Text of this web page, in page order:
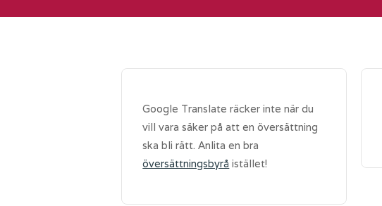
Google Translate räcker inte när du
vill vara säker på att en översättning
ska bli rätt. Anlita en bra
översättningsbyrå istället!